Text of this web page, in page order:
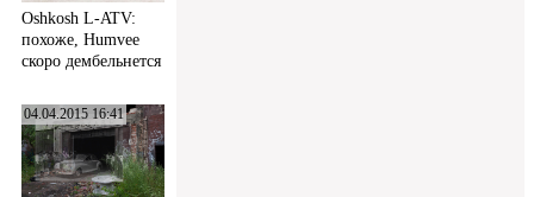
Oshkosh L-ATV:
похоже, Humvee
скоро дембельнется
04.04.2015 16:41